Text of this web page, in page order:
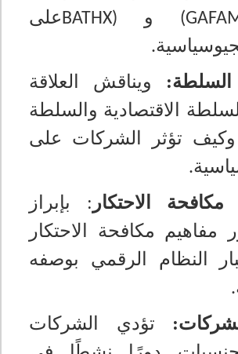
و BATHX)على
.
ويناقش العلاقة
الاقتصادية والسلطة
وكيف تؤثر الشركات على
.
مكافحة الاحتكار : بإبراز
مفاهيم مكافحة الاحتكار
النظام الرقمي بوصفه
.
تؤدي الشركات